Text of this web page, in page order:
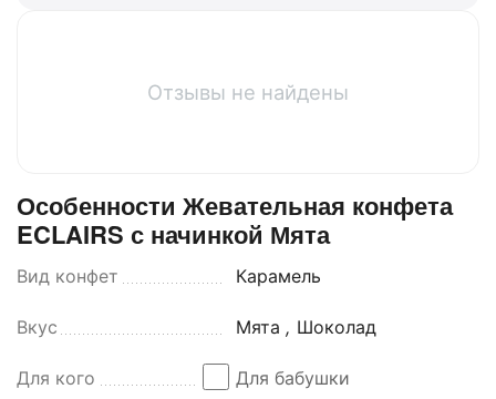
Отзывы не найдены
Особенности Жевательная конфета
ECLAIRS с начинкой Мята
Вид конфет Карамель
Вкус Мята , Шоколад
Для кого
Для бабушки